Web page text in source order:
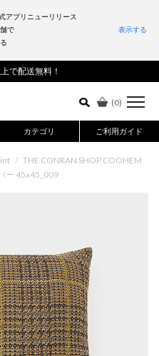
で配送無料！
(0)
カテゴリ ご利用ガイド
詳細検索はこちら
/ THE CONRAN SHOP COOHEM
ー 45x45_009
アプリニューリリース
で
表示する